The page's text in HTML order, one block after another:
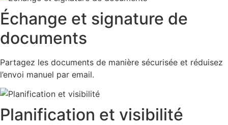
Échange et signature de
documents
Partagez les documents de manière sécurisée et réduisez
l’envoi manuel par email.
Planification et visibilité